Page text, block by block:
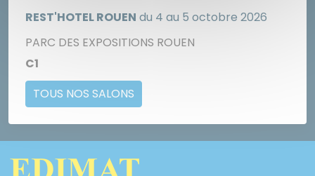
REST'HOTEL ROUEN du 4 au 5 octobre 2026
PARC DES EXPOSITIONS ROUEN
C1
TOUS NOS SALONS